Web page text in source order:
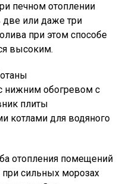
печном отоплении
две или даже три
при этом способе
высоким.
нижним обогревом с
плиты
котлами для водяного
отопления помещений
сильных морозах